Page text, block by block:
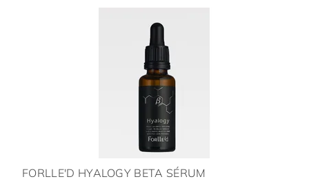
FORLLE'D HYALOGY BETA SÉRUM